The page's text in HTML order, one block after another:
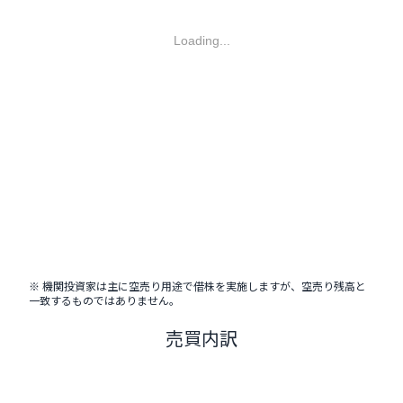
Loading...
※ 機関投資家は主に空売り用途で借株を実施しますが、空売り残高と
一致するものではありません。
売買内訳